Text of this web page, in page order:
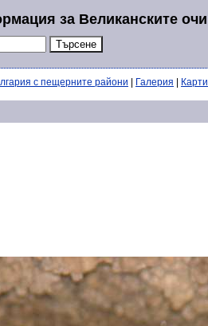
за Великанските очи
с пещерните райони Галерия Карти